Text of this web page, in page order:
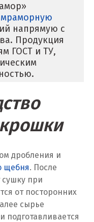
мраморную
напрямую с
Продукция
ГОСТ и ТУ,
дробления и
щебня. После
при
от посторонних
сырье
подготавливается